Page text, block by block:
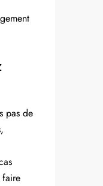
pas de
faire